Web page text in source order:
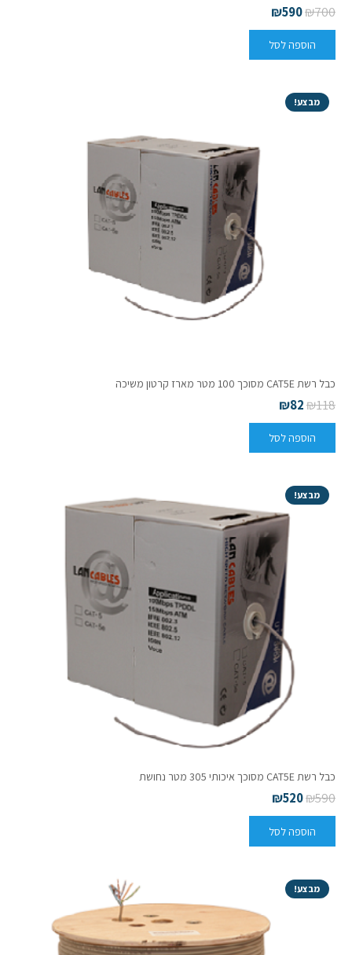
₪700
₪590
הוספה לסל
מבצע!
כבל רשת CAT5E מסוכך 100 מטר מארז קרטון משיכה
₪118
₪82
הוספה לסל
מבצע!
כבל רשת CAT5E מסוכך איכותי 305 מטר נחושת
₪590
₪520
הוספה לסל
מבצע!